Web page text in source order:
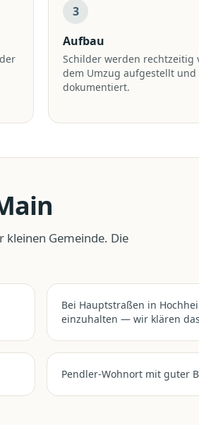
3
Aufbau
Schilder werden rechtzeitig
dem Umzug aufgestellt und
dokumentiert.
kleinen Gemeinde. Die
Bei Hauptstraßen in
einzuhalten — wir klären
Pendler-Wohnort mit guter